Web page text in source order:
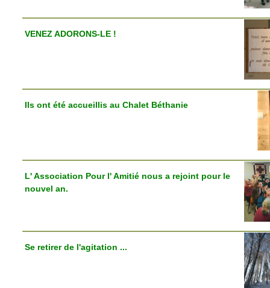
VENEZ ADORONS-LE !
Ils ont été accueillis au Chalet Béthanie
L' Association Pour l' Amitié nous a rejoint pour le
nouvel an.
Se retirer de l'agitation ...